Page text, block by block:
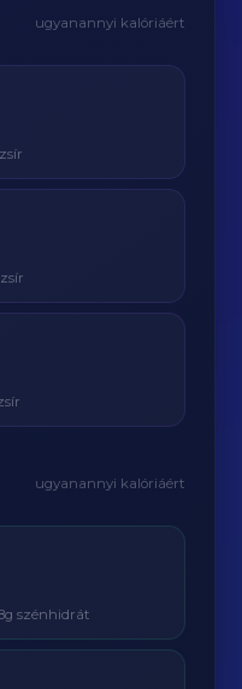
ugyanannyi kalóriáért
ugyanannyi kalóriáért
szénhidrát